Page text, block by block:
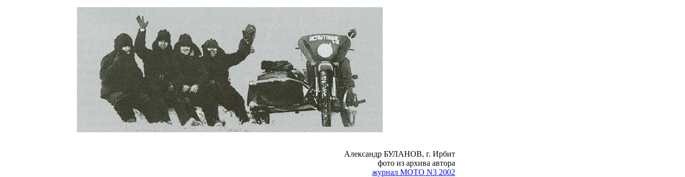
Александр БУЛАНОВ, г. Ирбит
фото из архива автора
журнал МОТО N3 2002